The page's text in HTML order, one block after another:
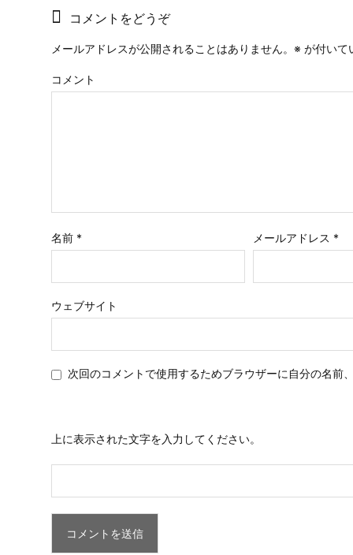
コメントをどうぞ
メールアドレスが公開されることはありません。 ※ が付いて
コメント
名前 * メールアドレス *
ウェブサイト
次回のコメントで使用するためブラウザーに自分の名前
上に表示された文字を入力してください。